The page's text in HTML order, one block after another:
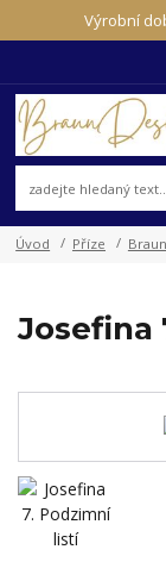
Výrobní
Úvod Příze
Josefina